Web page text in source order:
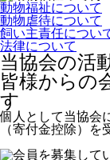
動物福祉について
動物虐待について
飼い主責任につい
法律について
当協会の活
皆様からの
す
個人として当協会
（寄付金控除）を